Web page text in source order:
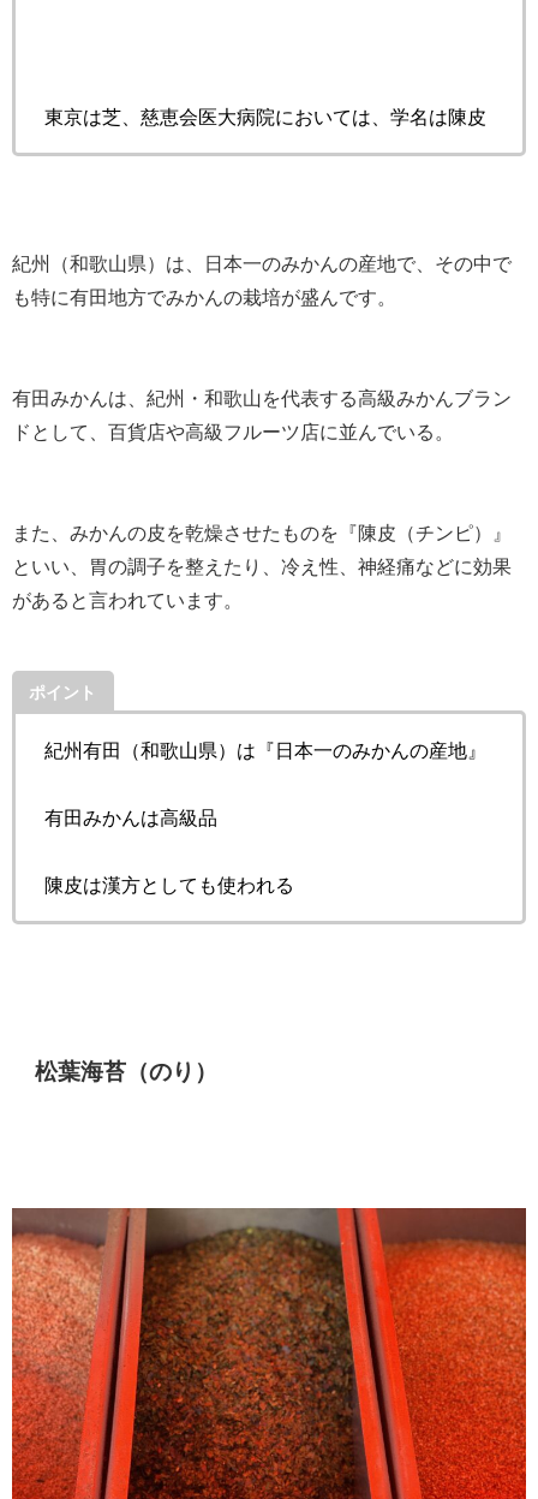
東京は芝、慈恵会医大病院においては、学名は陳皮
紀州（和歌山県）は、日本一のみかんの産地で、その中で
も特に有田地方でみかんの栽培が盛んです。
有田みかんは、紀州・和歌山を代表する高級みかんブラン
ドとして、百貨店や高級フルーツ店に並んでいる。
また、みかんの皮を乾燥させたものを『陳皮（チンピ）』
といい、胃の調子を整えたり、冷え性、神経痛などに効果
があると言われています。
ポイント
紀州有田（和歌山県）は『日本一のみかんの産地』
有田みかんは高級品
陳皮は漢方としても使われる
松葉海苔（のり）